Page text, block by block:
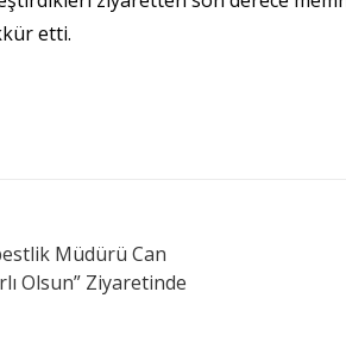
etti.
Müdürü Can
Olsun” Ziyaretinde